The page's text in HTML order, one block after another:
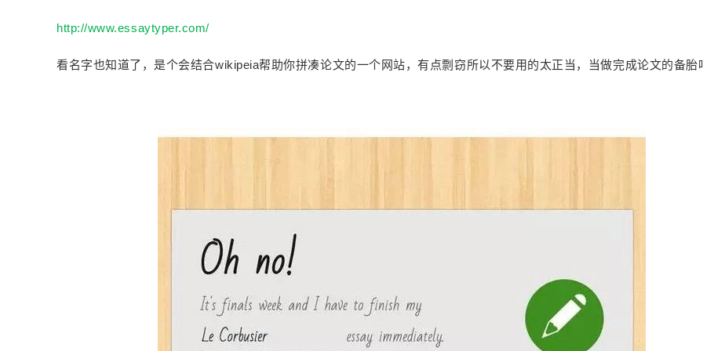
http://www.essaytyper.com/
看名字也知道了，是个会结合wikipeia帮助你拼凑论文的一个网站，有点剽窃所以不要用的太正当，当做完成论文的备胎